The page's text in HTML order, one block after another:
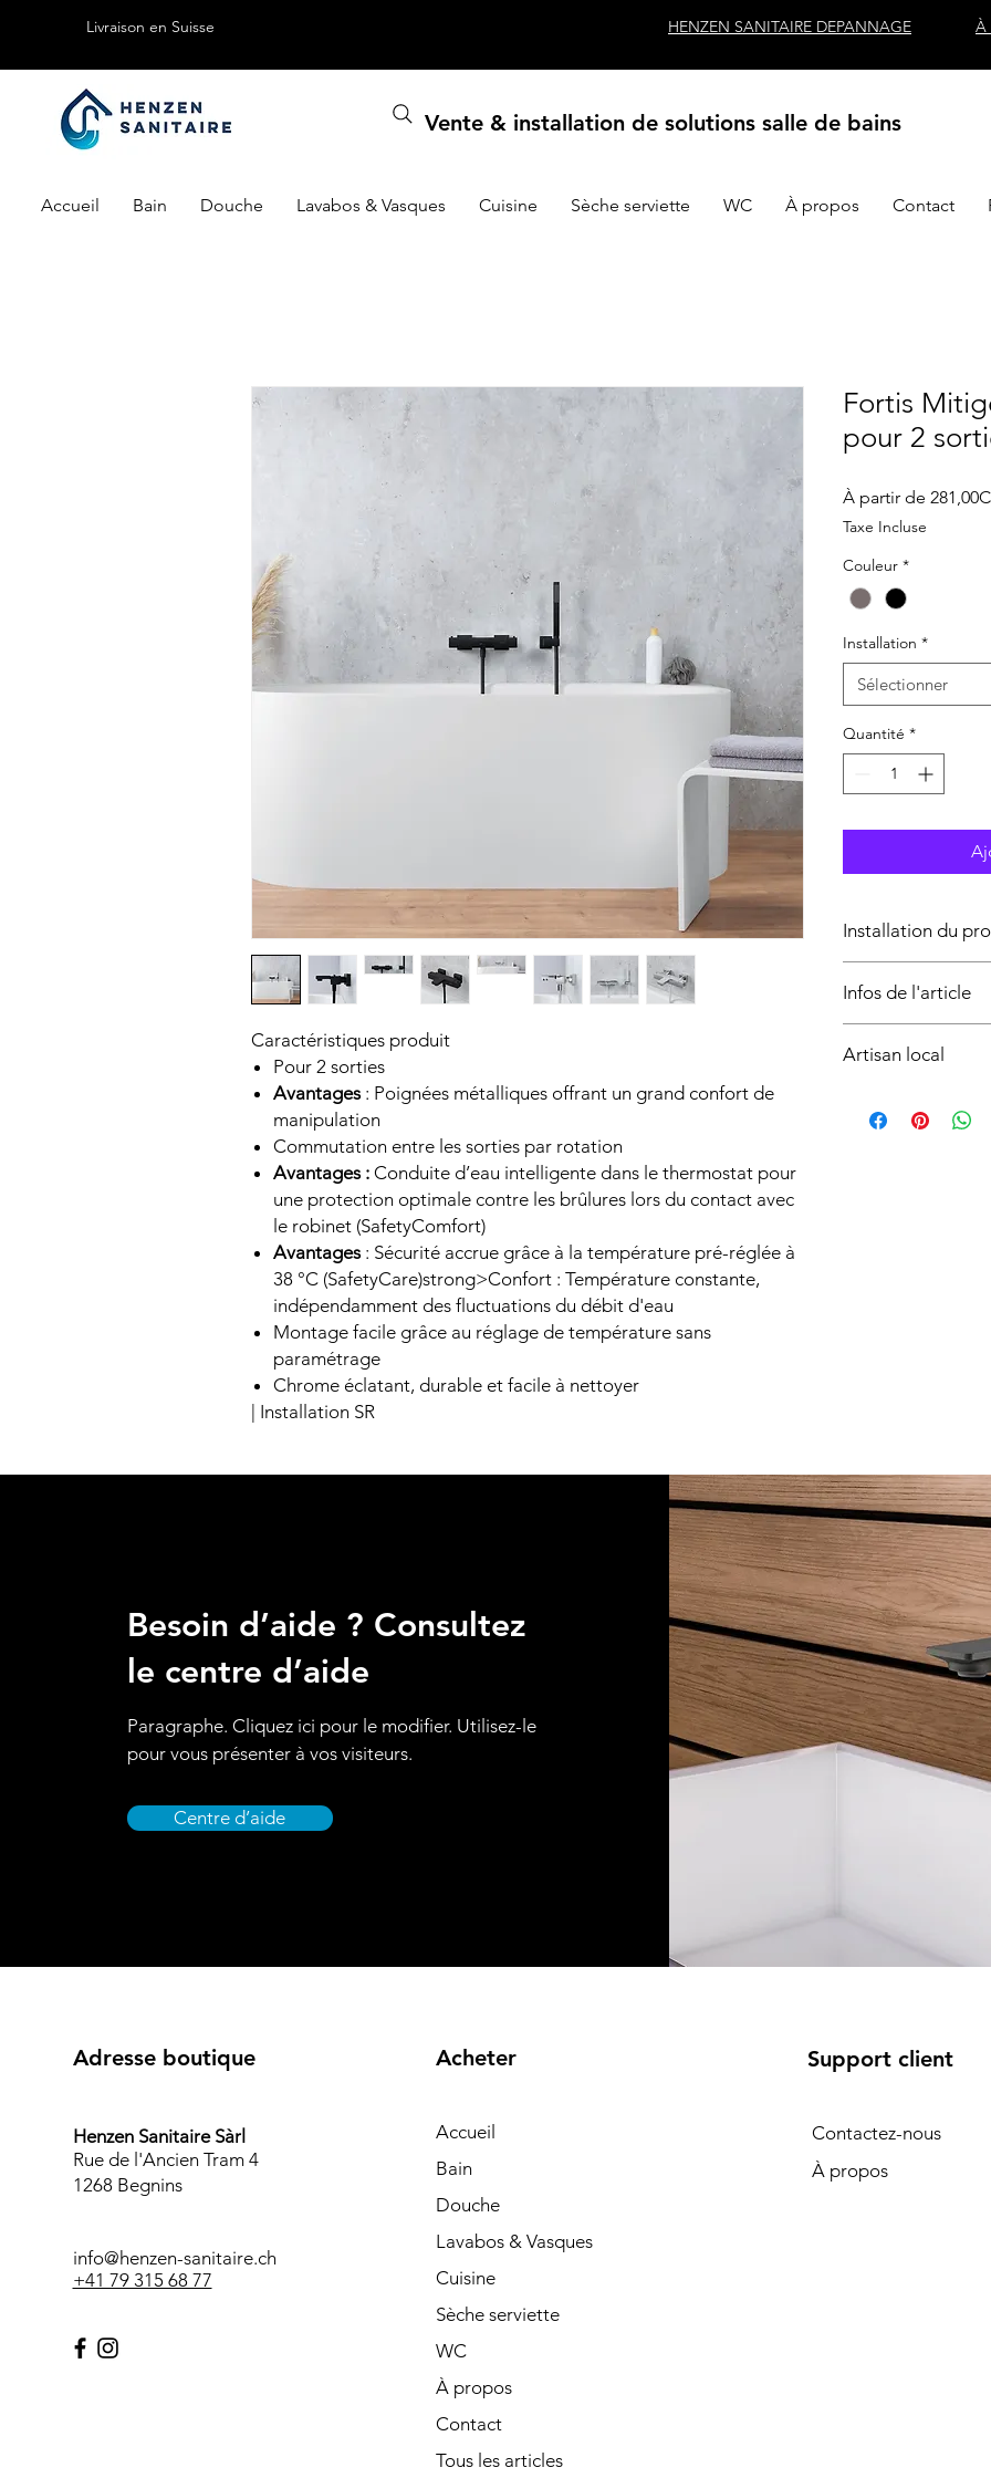
Livraison en Suisse HENZEN SANITAIRE DEPANNAGE À
Vente & installation de solutions salle de bains
Accueil Bain Douche Lavabos & Vasques Cuisine Sèche serviette WC À propos Contact
Caractéristiques produit
Pour 2 sorties
Avantages : Poignées métalliques offrant un grand confort de
manipulation
Commutation entre les sorties par rotation
Avantages : Conduite d’eau intelligente dans le thermostat pour
une protection optimale contre les brûlures lors du contact avec
le robinet (SafetyComfort)
Avantages : Sécurité accrue grâce à la température pré-réglée à
38 °C (SafetyCare)strong>Confort : Température constante,
indépendamment des fluctuations du débit d'eau
Montage facile grâce au réglage de température sans
paramétrage
Chrome éclatant, durable et facile à nettoyer
| Installation SR
Fortis
pour 2
À partir de
Taxe Incluse
Couleur *
Installation *
Sélectionner
Quantité *
Installation du
qualifié.
Cette prestation
produit, hors
existantes.
configuration sur
accessibilité,
Infos de l'article
Laiton
Débit d’eau max.
Artisan local
basé sur
La Côte
Besoin d’aide ? Consultez
le centre d’aide
Paragraphe. Cliquez ici pour le modifier. Utilisez-le
pour vous présenter à vos visiteurs.
Centre d’aide
Adresse boutique
Henzen Sanitaire Sàrl
Rue de l'Ancien Tram 4
1268 Begnins
info@henzen-sanitaire.ch
+41 79 315 68 77
Acheter
Accueil
Bain
Douche
Lavabos & Vasques
Cuisine
Sèche serviette
WC
À propos
Contact
Tous les articles
Support client
Contactez-nous
À propos